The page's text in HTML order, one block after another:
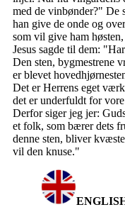
med de vinbønder?" De
han give de onde og
som vil give ham
Jesus sagde til dem:
Den sten, bygmestrene
er blevet
Det er Herrens eget
det er underfuldt for
Derfor siger jeg jer:
et folk, som bærer dets
denne sten, bliver
vil den knuse."